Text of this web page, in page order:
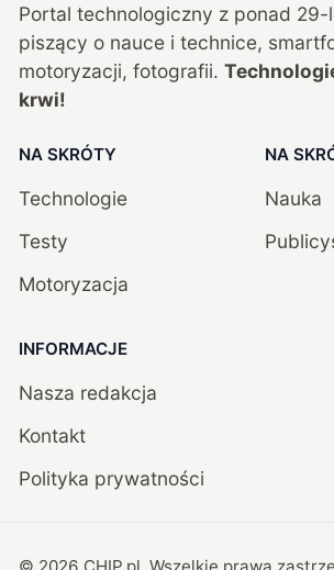
Portal technologiczny z ponad 29-
piszący o nauce i technice,
motoryzacji, fotografii.
krwi!
NA SKRÓTY
Technologie
Testy
Motoryzacja
NA
Nauka
INFORMACJE
Nasza redakcja
Kontakt
Polityka prywatności